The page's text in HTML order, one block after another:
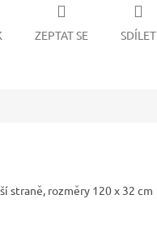
ZEPTAT SE SDÍLET
straně, rozměry 120 x 32 cm